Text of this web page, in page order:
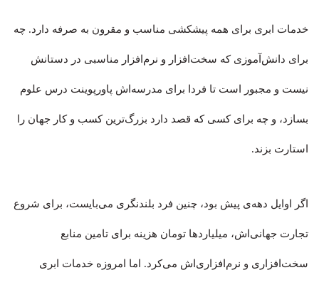
خدمات ابری برای همه پیشکشی مناسب و مقرون به صرفه دارد. چه
برای دانش‌آموزی که سخت‌افزار و نرم‌افزار مناسبی در دستانش
نیست و مجبور است تا فردا برای مدرسه‌اش پاورپوینت درس علوم
بسازد، و چه برای کسی که قصد دارد بزرگ‌ترین کسب و کار جهان را
استارت بزند.
اگر اوایل دهه‌ی پیش بود، چنین فرد بلندنگری می‌بایست، برای شروع
تجارت جهانی‌اش، میلیاردها تومان هزینه برای تامین منابع
سخت‌افزاری و نرم‌افزاری‌اش می‌کرد. اما امروزه خدمات ابری